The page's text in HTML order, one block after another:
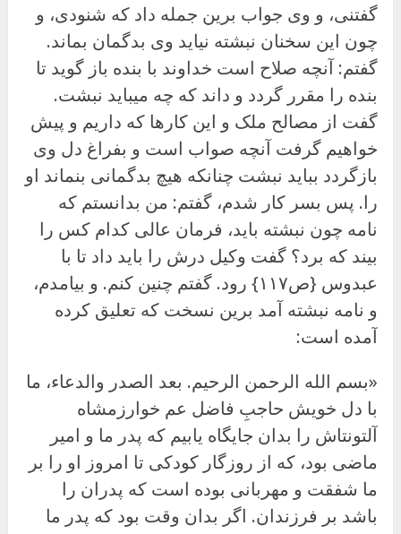
گفتنی، و وی جواب برین جمله داد که شنودی، و
چون این سخنان نبشته نیاید وی بدگمان بماند.
گفتم: آنچه صلاح است خداوند با بنده باز گوید تا
بنده را مقرر گردد و داند که چه میباید نبشت.
گفت از مصالح ملک و این کارها که داریم و پیش
خواهیم گرفت آنچه صواب است و بفراغ دل وی
بازگردد بباید نبشت چنانکه هیچ بدگمانی بنماند او
را. پس بسر کار شدم، گفتم: من بدانستم که
نامه چون نبشته باید، فرمان عالی کدام کس را
بیند که برد؟ گفت وکیل درش را باید داد تا با
عبدوس {ص۱۱۷} رود. گفتم چنین کنم. و بیامدم،
و نامه نبشته آمد برین نسخت که تعلیق کرده
آمده است:
«بسم الله الرحمن الرحیم. بعد الصدر والدعاء، ما
با دل خویش حاجبِ فاضل عم خوارزمشاه
آلتونتاش را بدان جایگاه یابیم که پدر ما و امیر
ماضی بود، که از روزگار کودکی تا امروز او را بر
ما شفقت و مهربانی بوده است که پدران را
باشد بر فرزندان. اگر بدان وقت بود که پدر ما